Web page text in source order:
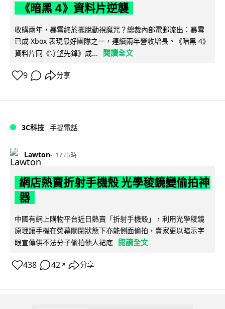
《暗黑 4》資料片逆襲
收購兩年，暴雪終於擺脫動視魔咒？總裁內部電郵流出：暴雪
已成 Xbox 表現最好團隊之一，連續兩年營收增長。《暗黑 4》
資料片同《守望先鋒》成...
閱讀全文
9 分享
3C科技 手提電話
Lawton 17 小時
網店熱賣折射手機殼 光學稜鏡變偷拍神
器
中國有網上購物平台近日熱賣「折射手機殼」，利用光學稜鏡
原理讓手機在熒幕關閉狀態下亦能側面偷拍，賣家更以暗示字
眼宣傳供不法分子偷拍他人裙底 閱讀全文
438 42 ↗ 分享